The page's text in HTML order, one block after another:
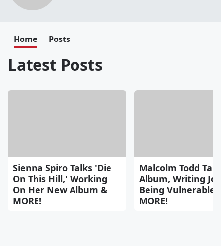
Home Posts
Latest Posts
Sienna Spiro Talks 'Die
On This Hill,' Working
On Her New Album &
MORE!
Malcolm Todd
Album, Writing
Being Vulnerable
MORE!